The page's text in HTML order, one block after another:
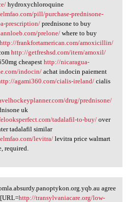
hydroxychloroquine
pill/purchase-prednisone-
prescription/prednisone to buy
prelone/where to buy
http://frankfortamerican.com/amoxicillin/
http://getfreshsd.com/item/amoxil/
cheapest http://nicaragua-
indocin/achat indocin paiement
agami360.com/cialis-ireland/cialis
drug/prednisone/
uk
tadalafil-to-buy/over
tadalafil similar
levitra/levitra price walmart
required.
agree
http://transylvaniacare.org/low-